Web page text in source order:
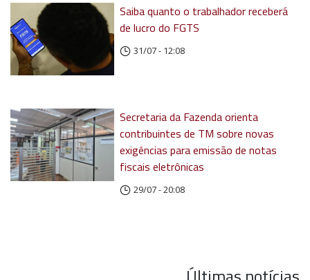
Saiba quanto o trabalhador receberá
de lucro do FGTS
31/07 - 12:08
Secretaria da Fazenda orienta
contribuintes de TM sobre novas
exigências para emissão de notas
fiscais eletrônicas
29/07 - 20:08